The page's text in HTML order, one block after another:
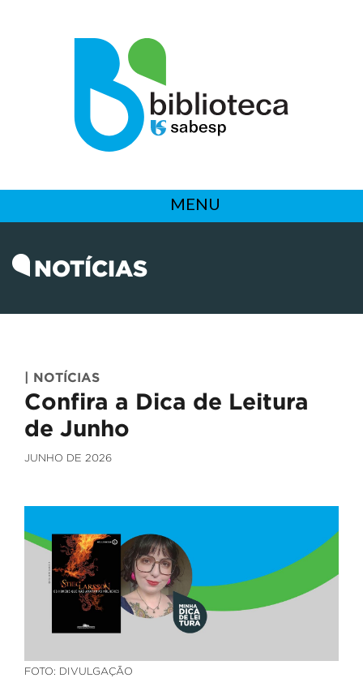
MENU
NOTÍCIAS
| NOTÍCIAS
Confira a Dica de Leitura
de Junho
JUNHO DE 2026
FOTO: DIVULGAÇÃO